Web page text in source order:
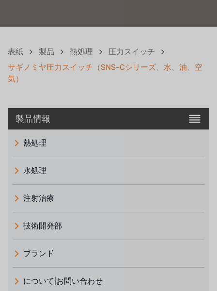
表紙 製品 熱処理
圧力スイッチ
サギノミヤ圧力スイッチ（SNS-Cシリーズ、水、油、空
気）
製品情報
熱処理
水処理
注射治療
技術開発部
ブランド
義大利 ATLAS
について|お問い合わせ